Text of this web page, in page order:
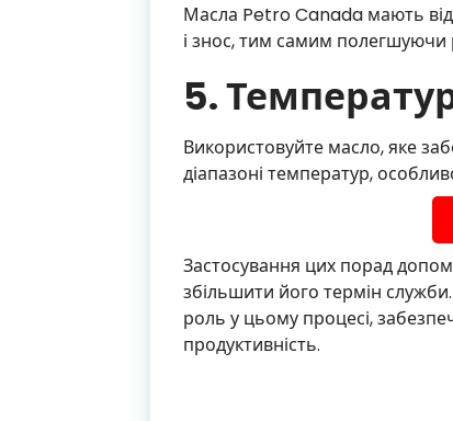
Масла Petro Canada мають
і знос, тим самим полегшуючи
5.
Використовуйте масло, яке
діапазоні температур,
Застосування цих порад
збільшити його термін
роль у цьому процесі,
продуктивність.